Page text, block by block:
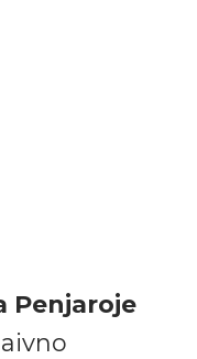
Penjaroje